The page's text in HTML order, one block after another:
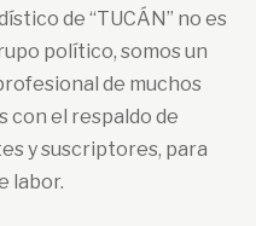
de “TUCÁN” no es
político, somos un
de muchos
con el respaldo de
y suscriptores, para
labor.